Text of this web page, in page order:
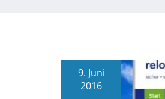
9. Juni
2016